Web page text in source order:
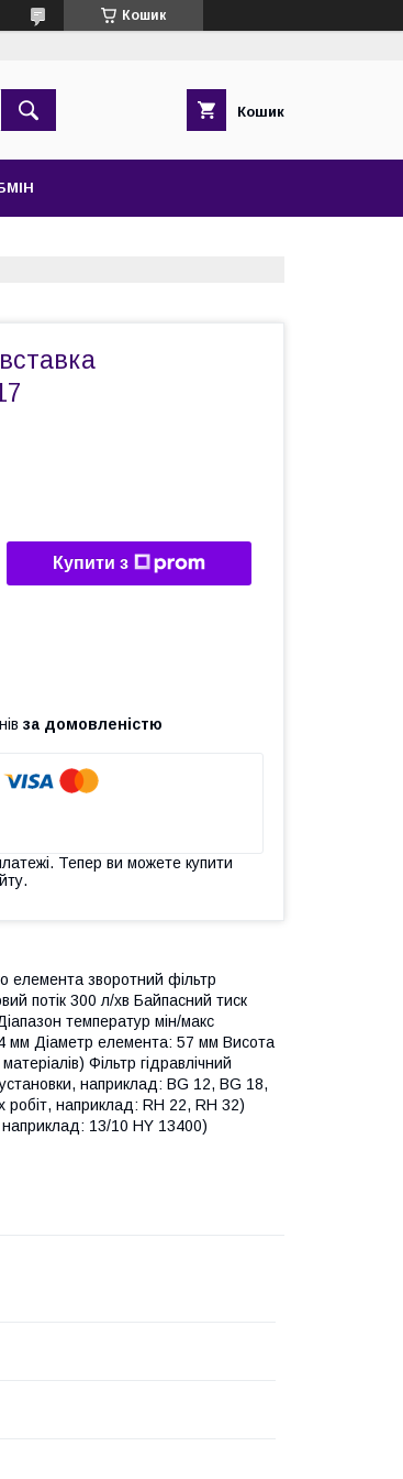
Кошик
Кошик
Купити з
за домовленістю
Тепер ви можете купити
елемента зворотний фільтр
потік 300 л/хв Байпасний тиск
температур мін/макс
мм Діаметр елемента: 57 мм Висота
Фільтр гідравлічний
наприклад: BG 12, BG 18,
робіт, наприклад: RH 22, RH 32)
13/10 HY 13400)